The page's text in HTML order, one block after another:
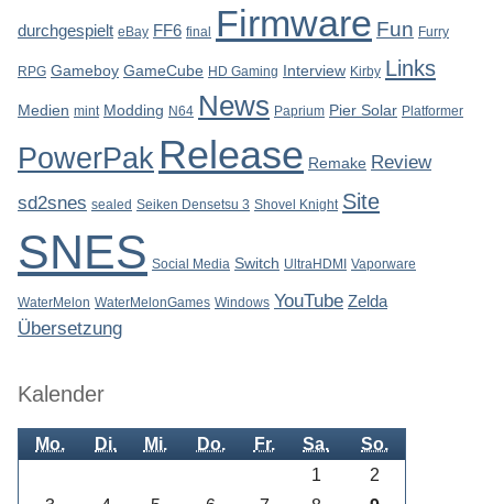
durchgespielt eBay FF6 final Firmware Fun Furry
RPG Gameboy GameCube HD Gaming Interview Kirby Links
Medien mint Modding N64 News Paprium Pier Solar Platformer
PowerPak Release Remake Review
sd2snes sealed Seiken Densetsu 3 Shovel Knight Site
SNES Social Media Switch UltraHDMI Vaporware
WaterMelon WaterMelonGames Windows YouTube Zelda
Übersetzung
Kalender
Mo. Di. Mi. Do. Fr. Sa. So.
1
2